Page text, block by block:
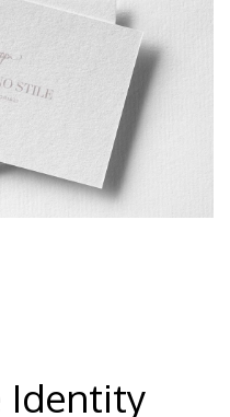
Identity